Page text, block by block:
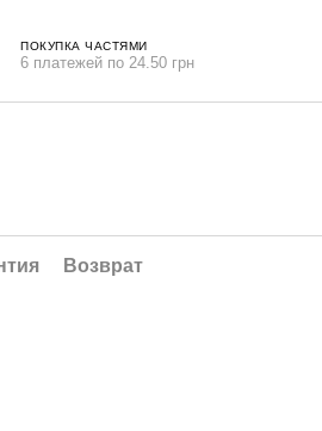
ПОКУПКА ЧАСТЯМИ
6 платежей по 24.50 грн
Возврат